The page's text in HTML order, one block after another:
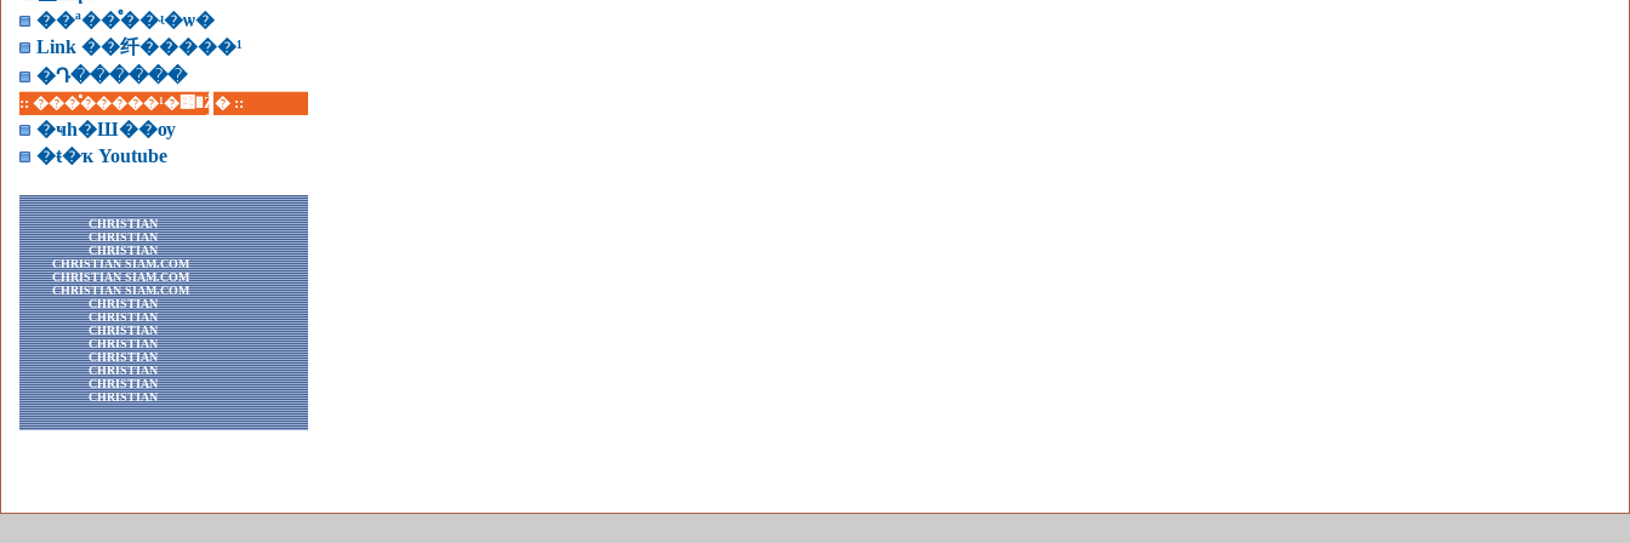
��ª��ͤ��ʵ�ѡ�
Link ��纤�����¹
�Դ������
:: ���ͤ�����¹�͹�Ź� ::
�ҹһ�Ш��ѹ
�ŧ�ҡ Youtube
CHRISTIAN
CHRISTIAN
CHRISTIAN
CHRISTIAN SIAM.COM
CHRISTIAN SIAM.COM
CHRISTIAN SIAM.COM
CHRISTIAN
CHRISTIAN
CHRISTIAN
CHRISTIAN
CHRISTIAN
CHRISTIAN
CHRISTIAN
CHRISTIAN